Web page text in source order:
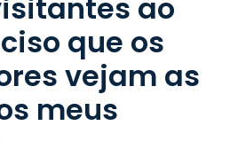
ao
que os
vejam as
meus